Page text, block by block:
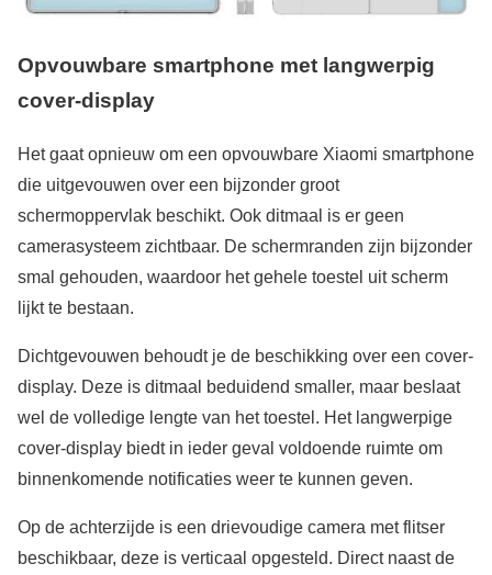
Opvouwbare smartphone met langwerpig
cover-display
Het gaat opnieuw om een opvouwbare Xiaomi smartphone
die uitgevouwen over een bijzonder groot
schermoppervlak beschikt. Ook ditmaal is er geen
camerasysteem zichtbaar. De schermranden zijn bijzonder
smal gehouden, waardoor het gehele toestel uit scherm
lijkt te bestaan.
Dichtgevouwen behoudt je de beschikking over een cover-
display. Deze is ditmaal beduidend smaller, maar beslaat
wel de volledige lengte van het toestel. Het langwerpige
cover-display biedt in ieder geval voldoende ruimte om
binnenkomende notificaties weer te kunnen geven.
Op de achterzijde is een drievoudige camera met flitser
beschikbaar, deze is verticaal opgesteld. Direct naast de